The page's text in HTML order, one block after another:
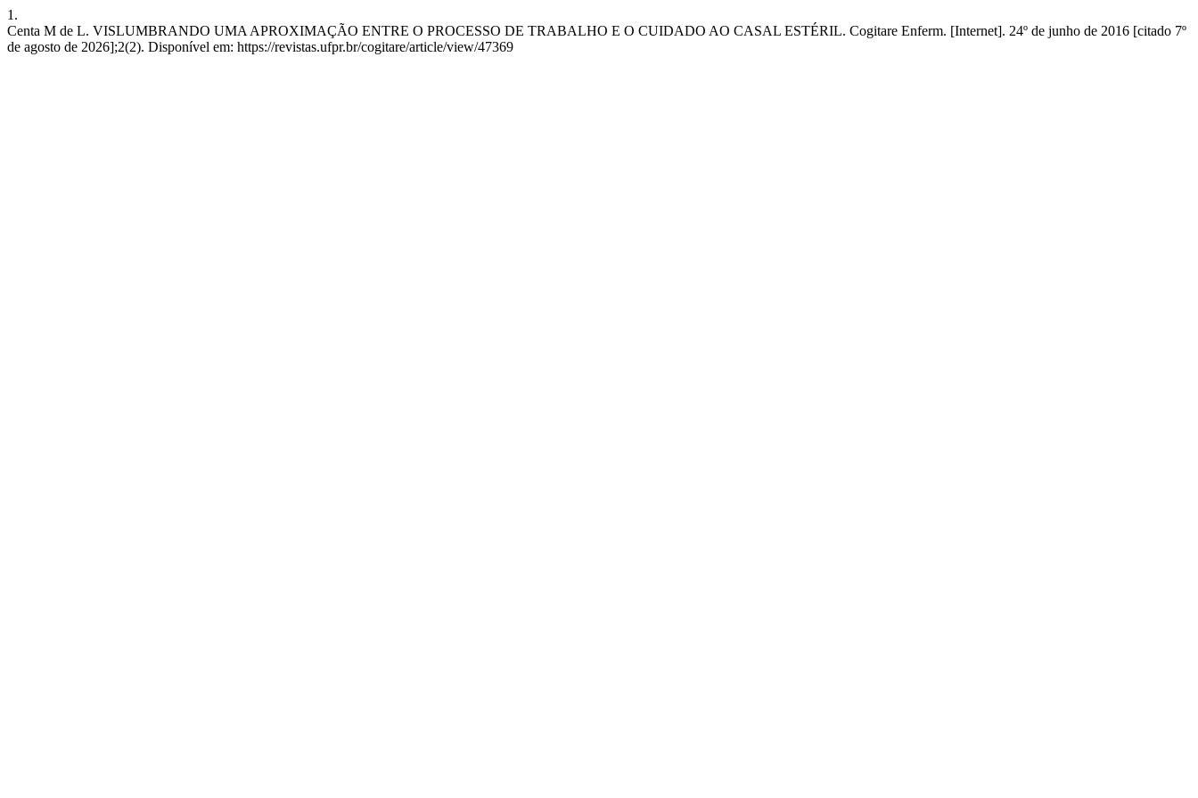
1.
Centa M de L. VISLUMBRANDO UMA APROXIMAÇÃO ENTRE O PROCESSO DE TRABALHO E O CUIDADO AO CASAL ESTÉRIL. Cogitare Enferm. [Internet]. 24º de junho de 2016 [citado 7º
de agosto de 2026];2(2). Disponível em: https://revistas.ufpr.br/cogitare/article/view/47369